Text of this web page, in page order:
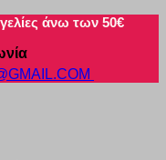
άνω των 50€